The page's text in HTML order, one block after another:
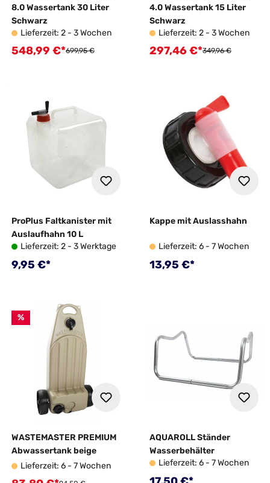
8.0 Wassertank 30 Liter
Schwarz
Lieferzeit: 2 - 3 Wochen
Verkaufspreis:
548,99 €*Regulärer Preis:
699,95 €
4.0 Wassertank 15 Liter
Schwarz
Lieferzeit: 2 - 3 Wochen
Verkaufspreis:
297,46 €*Regulärer Preis:
349,96 €
ProPlus Faltkanister mit
Auslaufhahn 10 L
Lieferzeit: 2 - 3 Werktage
Regulärer Preis:
9,95 €*
Kappe mit Auslasshahn
Lieferzeit: 6 - 7 Wochen
Regulärer Preis:
13,95 €*
%
WASTEMASTER PREMIUM
Abwassertank beige
Lieferzeit: 6 - 7 Wochen
AQUAROLL Ständer
Wasserbehälter
Lieferzeit: 6 - 7 Wochen